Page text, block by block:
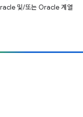
및/또는 Oracle 계열